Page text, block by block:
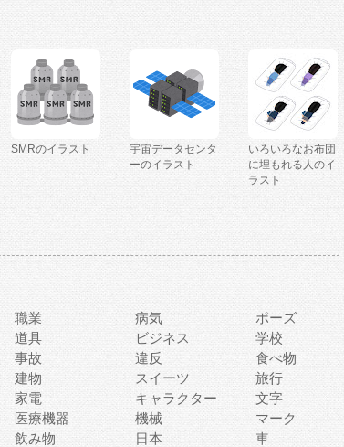
SMRのイラスト
宇宙データセンタ
ーのイラスト
いろいろなお布団
に埋もれる人のイ
ラスト
職業 病気
ポーズ
道具 ビジネス
学校
事故 違反
食べ物
建物 スイーツ
旅行
家電 キャラクター
文字
医療機器 機械
マーク
飲み物 日本
車